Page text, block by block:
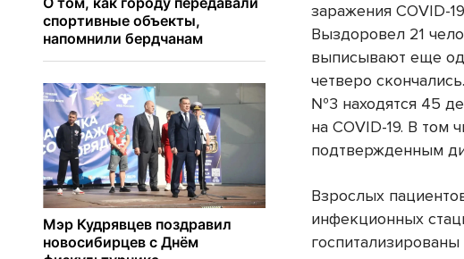
заражения COVID-
Выздоровел 21
выписывают еще
четверо
№3 находятся 45
на COVID-19. В том
подтвержденным
Взрослых
инфекционных